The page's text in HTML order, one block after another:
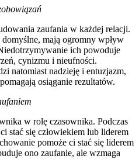
zaufania w każdej relacji.
mają ogromny wpływ
ich powoduje
cynizmu i nieufności.
natomiast nadzieję i entuzjazm,
osiąganie rezultatów.
w rolę czasownika. Podczas
stać się człowiekiem lub liderem
pomoże ci stać się liderem
ono zaufanie, ale wzmaga